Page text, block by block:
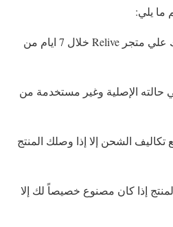
ما يلي:
يمكنك أن تقوم بإرجاع منتاتك علي متجر Relive خلال 7 ايام من
الإصلية وغير مستخدمة من
الشحن إلا إذا وصلك المنتج
إذا كان مصنوع خصيصاً لك إلا